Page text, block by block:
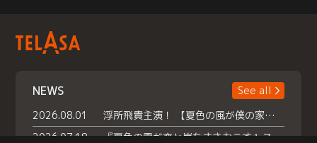
NEWS
See all
2026.08.01
浮所飛貴主演！ 【夏色の風が僕の家にやってきた】 本日よりテラサで独占配信スタート！
2026.07.18
『夏色の雲が恋と嵐をまきおこす』スペシャルメイキング 【Part1】2026年７月18日（土）23時30分～配信スタート！話題のシーンの裏側を大公開！豪華キャスト大集合！ 『武宮家 真夏の家族会議』開催！